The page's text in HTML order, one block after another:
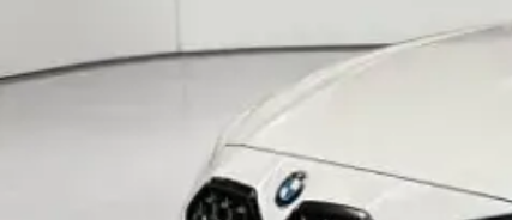
2 porte-gobelets sur la console centrale
Accoudoir central arrière avec 2 porte-gobelets
Accoudoir central AV
Appui lombaire à réglage électrique
Appuis-tête arrière non rabattables